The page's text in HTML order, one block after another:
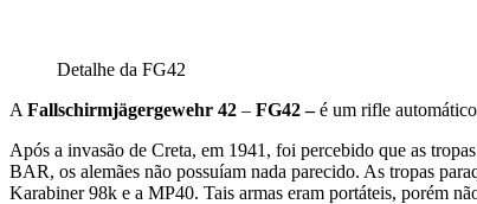
Detalhe da FG42
A Fallschirmjägergewehr 42 – FG42 –é um rifle automático
Após a invasão de Creta, em 1941, foi percebido que as
BAR, os alemães não possuíam nada parecido. As tropas
Karabiner 98k e a MP40. Tais armas eram portáteis, porém